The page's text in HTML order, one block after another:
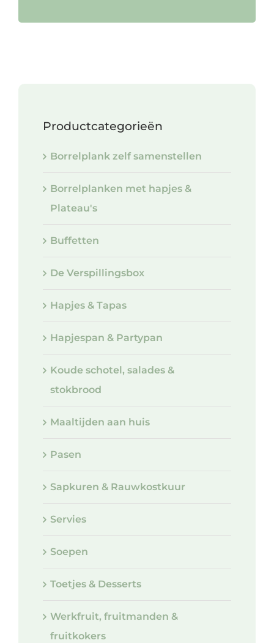
Productcategorieën
Borrelplank zelf samenstellen
Borrelplanken met hapjes &
Plateau's
Buffetten
De Verspillingsbox
Hapjes & Tapas
Hapjespan & Partypan
Koude schotel, salades &
stokbrood
Maaltijden aan huis
Pasen
Sapkuren & Rauwkostkuur
Servies
Soepen
Toetjes & Desserts
Werkfruit, fruitmanden &
fruitkokers